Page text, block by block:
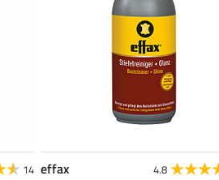
14 effax 4.8